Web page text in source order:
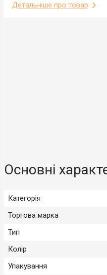
Детальніше про товар
Основні
Категорія
Торгова марка
Тип
Колір
Упакування